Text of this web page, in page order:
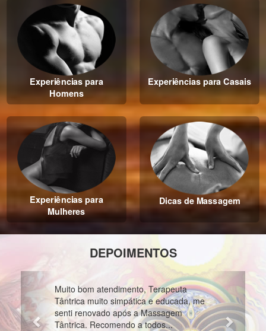
Experiências para
Homens
Experiências para Casais
Experiências para
Mulheres
Dicas de Massagem
DEPOIMENTOS
atendimento, Terapeuta
muito simpática e educada, me
após a Massagem
Recomendo a todos...
ótimo site, anunciantes muito
profissionais e atenciosas,
Edson da Cruz Santa Catarina
Previous Next